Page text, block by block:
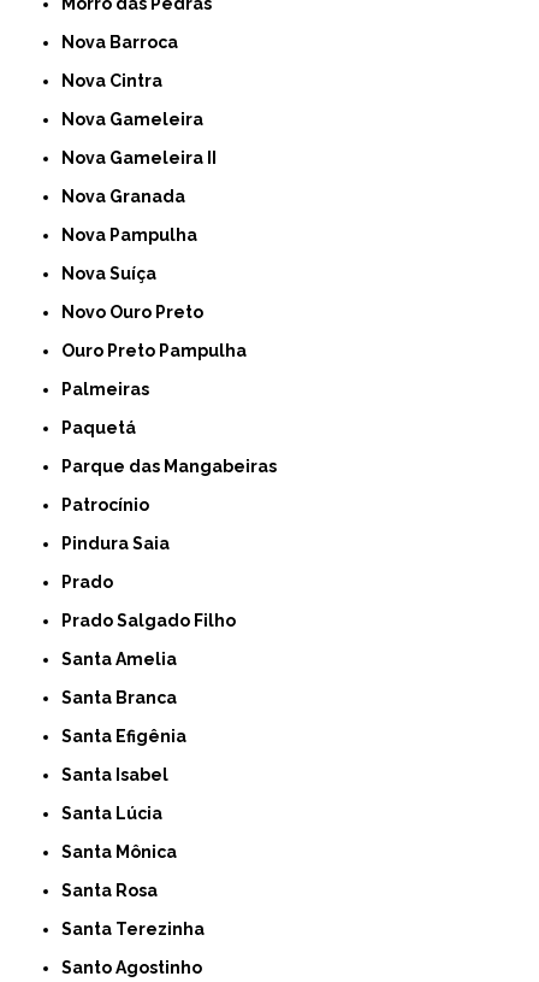
Nova Barroca
Nova Cintra
Nova Gameleira
Nova Gameleira II
Nova Granada
Nova Pampulha
Nova Suíça
Novo Ouro Preto
Ouro Preto Pampulha
Palmeiras
Paquetá
Parque das Mangabeiras
Patrocínio
Pindura Saia
Prado
Prado Salgado Filho
Santa Amelia
Santa Branca
Santa Efigênia
Santa Isabel
Santa Lúcia
Santa Mônica
Santa Rosa
Santa Terezinha
Santo Agostinho